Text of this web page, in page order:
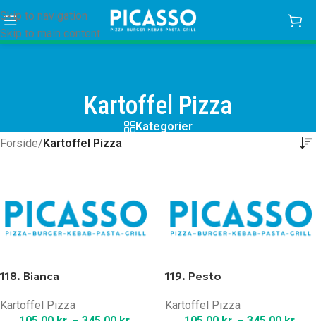
Skip to navigation
Skip to main content
Kartoffel Pizza
Kategorier
Forside/Kartoffel Pizza
118. Bianca
Kartoffel Pizza
119. Pesto
Kartoffel Pizza